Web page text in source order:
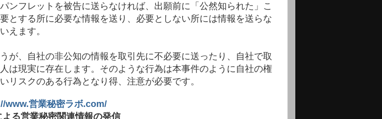
ンフレットを被告に送らなければ、出願前に「公然知られた」こ
とする所に必要な情報を送り、必要としない所には情報を送らな
えます。
が、自社の非公知の情報を取引先に不必要に送ったり、自社で取
は現実に存在します。そのような行為は本事件のように自社の権
リスクのある行為となり得、注意が必要です。
www.営業秘密ラボ.com/
よる営業秘密関連情報の発信